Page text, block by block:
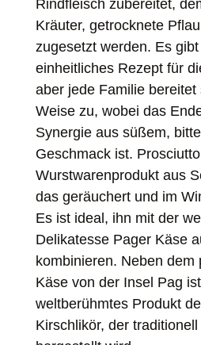
Rindfleisch zubereitet,
Kräuter, getrocknete
zugesetzt werden. Es
einheitliches Rezept für
aber jede Familie
Weise zu, wobei das
Synergie aus süßem,
Geschmack ist.
Wurstwarenprodukt aus
das geräuchert und im
Es ist ideal, ihn mit der
Delikatesse Pager Käse
kombinieren. Neben dem
Käse von der Insel Pag
weltberühmtes Produkt
Kirschlikör, der